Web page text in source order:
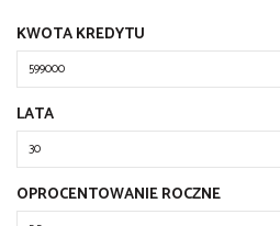
KWOTA KREDYTU
LATA
OPROCENTOWANIE ROCZNE